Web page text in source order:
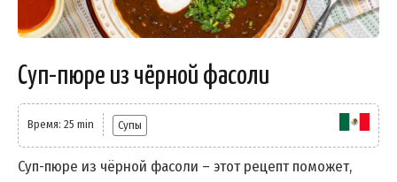
Суп-пюре из чёрной фасоли
Время: 25 min Супы
Суп-пюре из чёрной фасоли – этот рецепт поможет,